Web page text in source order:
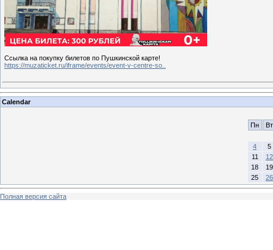
Ссылка на покупку билетов по Пушкинской карте!
https://muzaticket.ru/iframe/events/event-v-centre-so..
Calendar
Пн Вт
4
5
11
12
18
19
25
26
Полная версия сайта